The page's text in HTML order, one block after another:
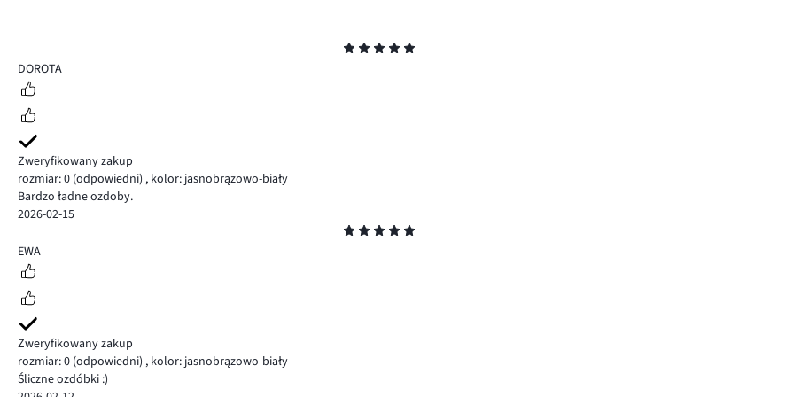
5
DOROTA
Zweryfikowany zakup
rozmiar: 0 (odpowiedni) , kolor: jasnobrązowo-biały
Bardzo ładne ozdoby.
2026-02-15
5
EWA
Zweryfikowany zakup
rozmiar: 0 (odpowiedni) , kolor: jasnobrązowo-biały
Śliczne ozdóbki :)